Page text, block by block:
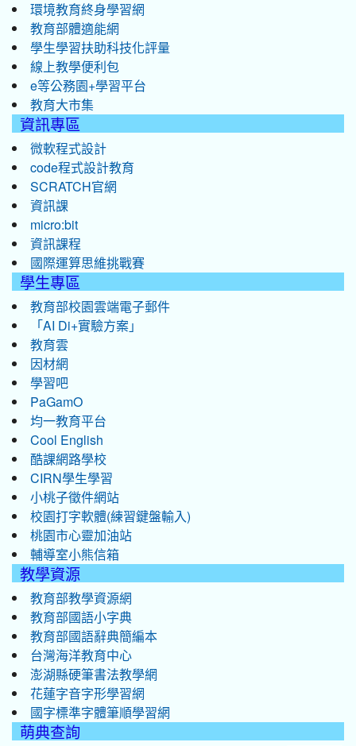
環境教育終身學習網
教育部體適能網
學生學習扶助科技化評量
線上教學便利包
e等公務園+學習平台
教育大市集
資訊專區
微軟程式設計
code程式設計教育
SCRATCH官網
資訊課
micro:bit
資訊課程
國際運算思維挑戰賽
學生專區
教育部校園雲端電子郵件
「AI Di+實驗方案」
教育雲
因材網
學習吧
PaGamO
均一教育平台
Cool English
酷課網路學校
CIRN學生學習
小桃子徵件網站
校園打字軟體(練習鍵盤輸入)
桃園市心靈加油站
輔導室小熊信箱
教學資源
教育部教學資源網
教育部國語小字典
教育部國語辭典簡編本
台灣海洋教育中心
澎湖縣硬筆書法教學網
花蓮字音字形學習網
國字標準字體筆順學習網
萌典查詢